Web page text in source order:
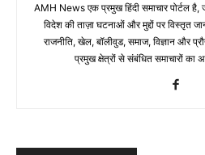
AMH News एक प्रमुख हिंदी समाचार पोर्टल
विदेश की ताज़ा घटनाओं और मुद्दों पर विस्तृत
राजनीति, खेल, बॉलीवुड, समाज, विज्ञान और
प्रमुख क्षेत्रों से संबंधित समाचारों का